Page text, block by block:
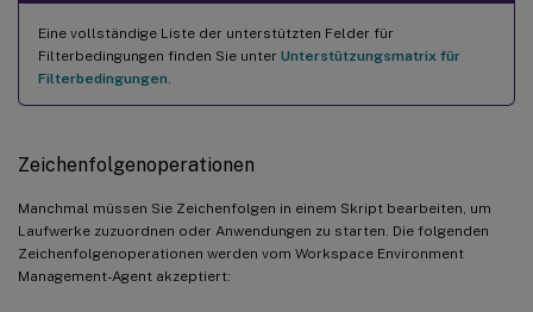
Eine vollständige Liste der unterstützten Felder für
Filterbedingungen finden Sie unter Unterstützungsmatrix für
Filterbedingungen
Zeichenfolgenoperationen
Manchmal müssen Sie Zeichenfolgen in einem Skript bearbeiten, um
Laufwerke zuzuordnen oder Anwendungen zu starten. Die folgenden
Zeichenfolgenoperationen werden vom Workspace Environment
Management-Agent akzeptiert: